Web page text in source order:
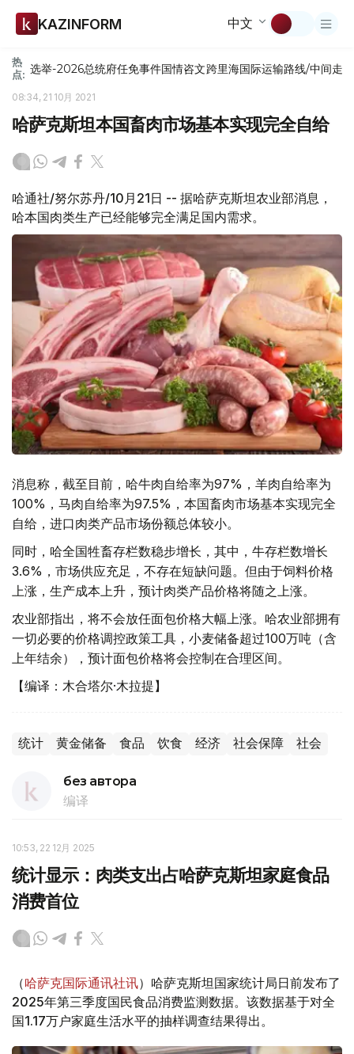
KAZINFORM 中文
热
点: 选举-2026总统府任免事件国情咨文跨里海国际运输路线/中间走廊
08:34, 21 10月 2021
哈萨克斯坦本国畜肉市场基本实现完全自给
哈通社/努尔苏丹/10月21日 -- 据哈萨克斯坦农业部消息，
哈本国肉类生产已经能够完全满足国内需求。
消息称，截至目前，哈牛肉自给率为97%，羊肉自给率为
100%，马肉自给率为97.5%，本国畜肉市场基本实现完全
自给，进口肉类产品市场份额总体较小。
同时，哈全国牲畜存栏数稳步增长，其中，牛存栏数增长
3.6%，市场供应充足，不存在短缺问题。但由于饲料价格
上涨，生产成本上升，预计肉类产品价格将随之上涨。
农业部指出，将不会放任面包价格大幅上涨。哈农业部拥有
一切必要的价格调控政策工具，小麦储备超过100万吨（含
上年结余），预计面包价格将会控制在合理区间。
【编译：木合塔尔·木拉提】
统计 黄金储备 食品 饮食 经济 社会保障 社会
без автора
编译
10:53, 22 12月 2025
统计显示：肉类支出占哈萨克斯坦家庭食品
消费首位
（哈萨克国际通讯社讯）哈萨克斯坦国家统计局日前发布了
2025年第三季度国民食品消费监测数据。该数据基于对全
国1.17万户家庭生活水平的抽样调查结果得出。